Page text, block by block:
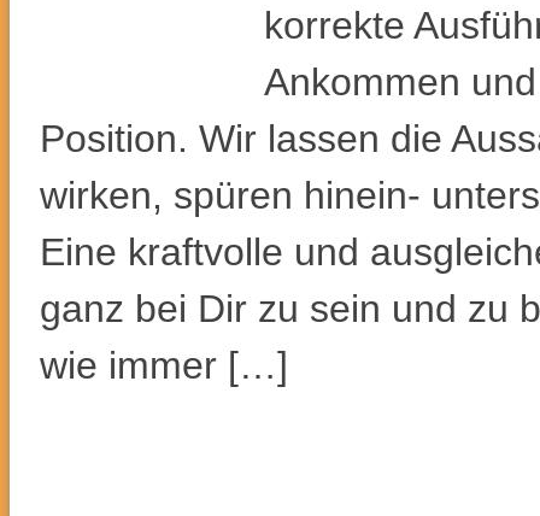
korrekte
Ankommen
Position. Wir lassen die
wirken, spüren hinein-
Eine kraftvolle und
ganz bei Dir zu sein und zu
wie immer […]